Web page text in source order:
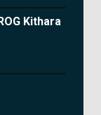
Kithara